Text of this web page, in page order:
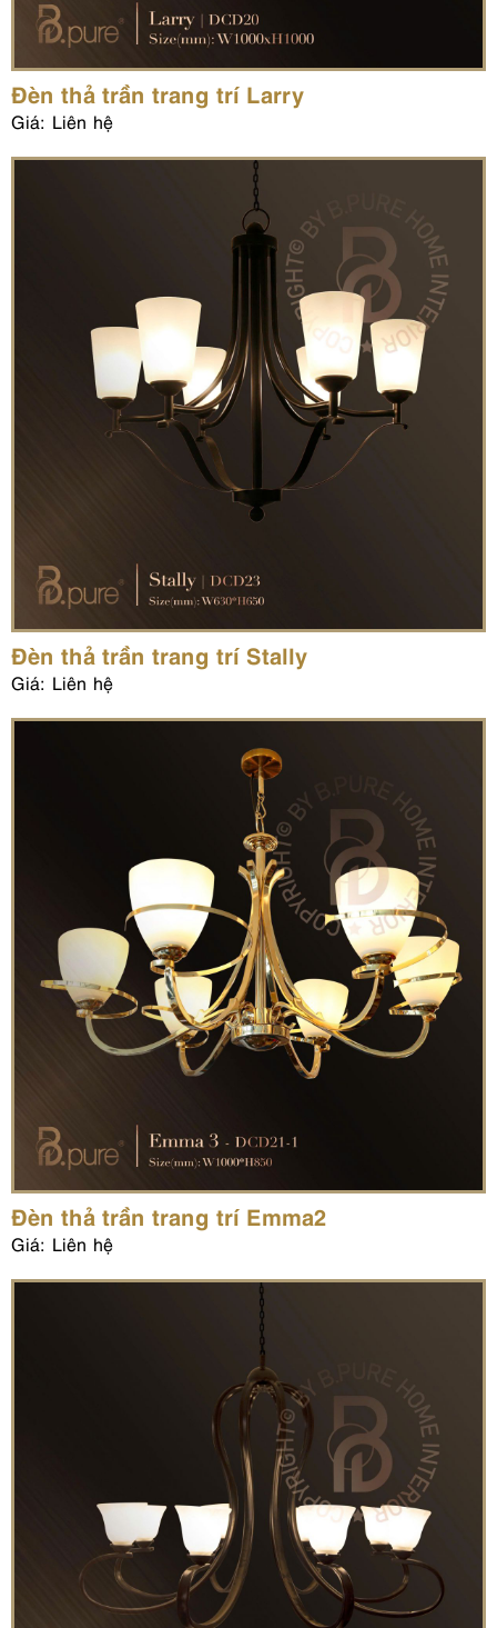
Đèn thả trần trang trí Larry
Giá: Liên hệ
Đèn thả trần trang trí Stally
Giá: Liên hệ
Đèn thả trần trang trí Emma2
Giá: Liên hệ